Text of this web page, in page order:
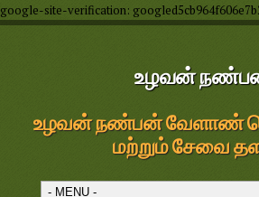
google-site-verification:
உழவன்
உழவன் நண்பன் வேளாண்
மற்றும் சேவை